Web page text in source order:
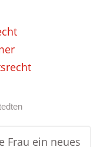
Frau ein neues